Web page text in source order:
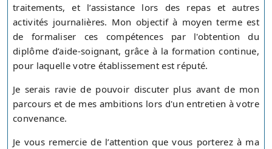
traitements, et l’assistance lors des repas et autres
activités journalières. Mon objectif à moyen terme est
de formaliser ces compétences par l'obtention du
diplôme d’aide-soignant, grâce à la formation continue,
pour laquelle votre établissement est réputé.
Je serais ravie de pouvoir discuter plus avant de mon
parcours et de mes ambitions lors d'un entretien à votre
convenance.
Je vous remercie de l’attention que vous porterez à ma